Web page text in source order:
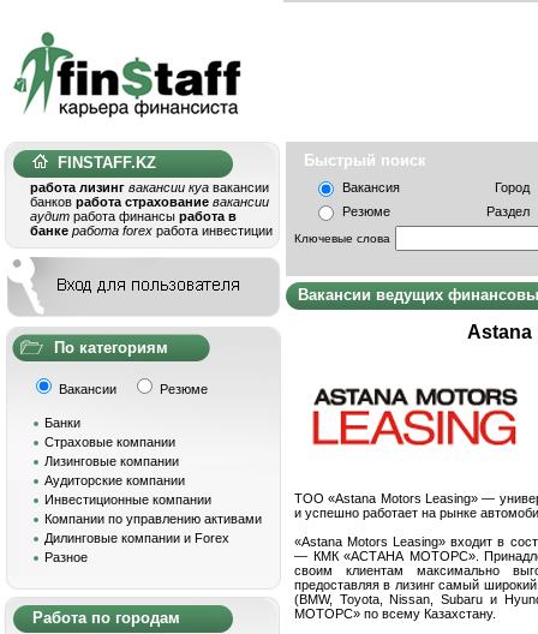
FINSTAFF.KZ
работа лизинг вакансии куа вакансии
банков работа страхование вакансии
аудит работа финансы работа в
банке работа forex работа инвестиции
По категориям
Вакансии Резюме
Банки
Страховые компании
Лизинговые компании
Аудиторские компании
Инвестиционные компании
Компании по управлению активами
Дилинговые компании и Forex
Разное
Работа по городам
Быстрый
Вакансия
Город
Резюме
Раздел
Ключевые слова
Вакансии ведущих
Astana
ТОО «Astana Motors Leasing» —
и успешно работает на рынке
«Astana Motors Leasing» входит в
— КМК «АСТАНА МОТОРС».
своим клиентам максимально
предоставляя в лизинг самый
(BMW, Toyota, Nissan, Subaru и
МОТОРС» по всему Казахстану.